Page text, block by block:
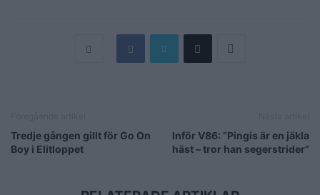
Tredje gången gillt för Go On
Boy i Elitloppet
Inför V86: ”Pingis är en jäkla
häst – tror han segerstrider”